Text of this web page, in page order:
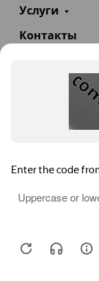
Услуги
Контакты
Пн—Сб 09:00
систем